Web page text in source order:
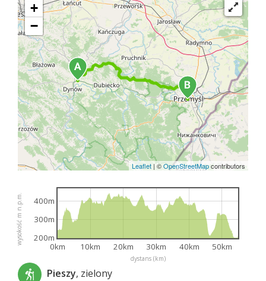
+
−
Leaflet |©OpenStreetMapcontributors
dystans (km)
wysokość m n.p.m.
0km 10km 20km 30km 40km 50km
200m
300m
400m
Pieszy, zielony